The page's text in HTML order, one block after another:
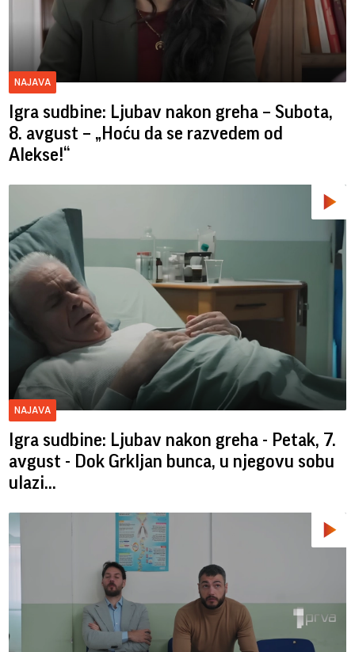
NAJAVA
Igra sudbine: Ljubav nakon greha – Subota,
8. avgust – „Hoću da se razvedem od
Alekse!“
NAJAVA
Igra sudbine: Ljubav nakon greha - Petak, 7.
avgust - Dok Grkljan bunca, u njegovu sobu
ulazi...